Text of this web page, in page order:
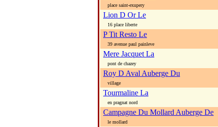
place saint-exupery
Lion D Or Le
16 place liberte
P Tit Resto Le
39 avenue paul painleve
Mere Jacquet La
pont de chazey
Roy D Aval Auberge Du
village
Tourmaline La
en pragnat nord
Campagne Du Mollard Auberge De
le mollard